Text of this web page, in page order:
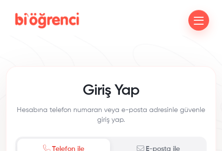
Giriş Yap
Hesabına telefon numaran veya e-posta adresinle güvenle
giriş yap.
Telefon ile E-posta ile